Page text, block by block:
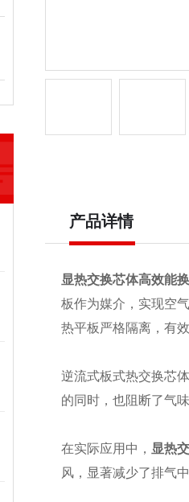
产品详情
显热交换芯体高效能
板作为媒介，实现空
热平板严格隔离，有
逆流式板式热交换芯
的同时，也阻断了气
在实际应用中， 显热
风，显著减少了排气